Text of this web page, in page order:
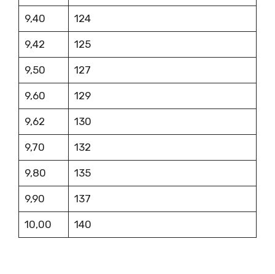
9,40 124
9,42 125
9,50 127
9,60 129
9,62 130
9,70 132
9,80 135
9,90 137
10,00 140